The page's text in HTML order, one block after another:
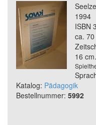
1994
ISBN
ca.
16 cm.
Katalog: Pädagogik
Bestellnummer: 5992